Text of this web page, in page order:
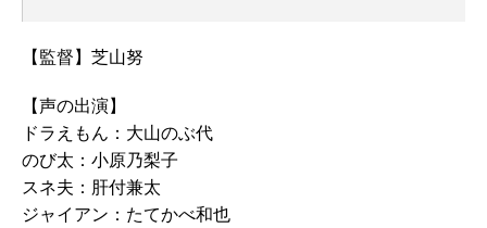
【監督】芝山努
【声の出演】
ドラえもん：大山のぶ代
のび太：小原乃梨子
スネ夫：肝付兼太
ジャイアン：たてかべ和也